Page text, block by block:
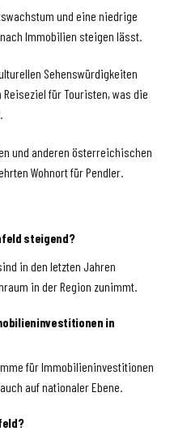
und eine niedrige
Immobilien steigen lässt.
Sehenswürdigkeiten
für Touristen, was die
und anderen österreichischen
Wohnort für Pendler.
steigend?
in den letzten Jahren
in der Region zunimmt.
in
für Immobilieninvestitionen
auf nationaler Ebene.